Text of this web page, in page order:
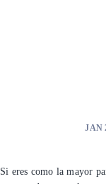
JAN
Si eres como la